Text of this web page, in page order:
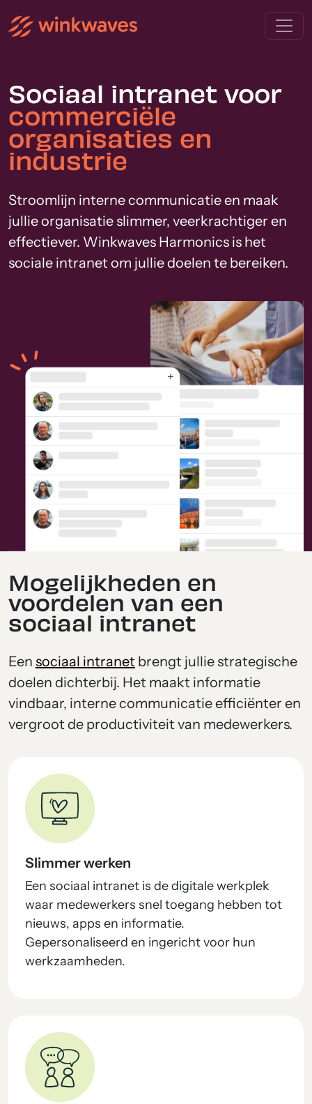
Sociaal intranet voor
commerciële
organisaties en
industrie
Stroomlijn interne communicatie en maak
jullie organisatie slimmer, veerkrachtiger en
effectiever. Winkwaves Harmonics is het
sociale intranet om jullie doelen te bereiken.
Mogelijkheden en
voordelen van een
sociaal intranet
Een sociaal intranet brengt jullie strategische
doelen dichterbij. Het maakt informatie
vindbaar, interne communicatie efficiënter en
vergroot de productiviteit van medewerkers.
Slimmer werken
Een sociaal intranet is de digitale werkplek
waar medewerkers snel toegang hebben tot
nieuws, apps en informatie.
Gepersonaliseerd en ingericht voor hun
werkzaamheden.